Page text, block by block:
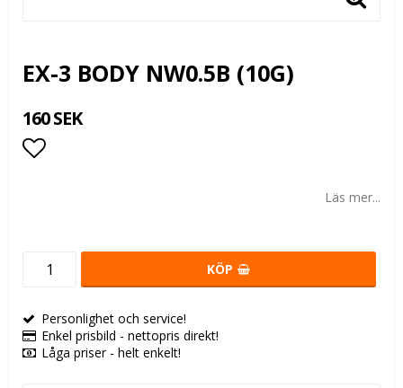
EX-3 BODY NW0.5B (10G)
160 SEK
Läs mer...
KÖP
Personlighet och service!
Enkel prisbild - nettopris direkt!
Låga priser - helt enkelt!